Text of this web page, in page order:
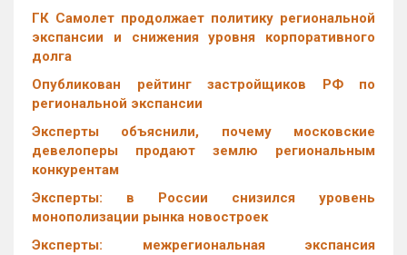
ГК Самолет продолжает политику региональной
экспансии и снижения уровня корпоративного
долга
Опубликован рейтинг застройщиков РФ по
региональной экспансии
Эксперты объяснили, почему московские
девелоперы продают землю региональным
конкурентам
Эксперты: в России снизился уровень
монополизации рынка новостроек
Эксперты: межрегиональная экспансия